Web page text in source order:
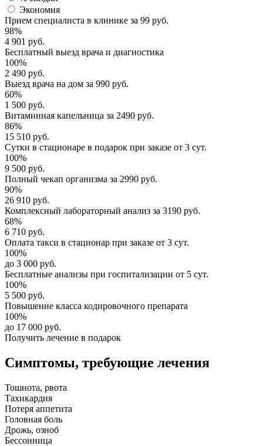
Экономия
Прием специалиста в клинике за 99 руб.
98%
4 901 руб.
Бесплатный выезд врача и диагностика
100%
2 490 руб.
Выезд врача на дом за 990 руб.
60%
1 500 руб.
Витаминная капельница за 2490 руб.
86%
15 510 руб.
Сутки в стационаре в подарок при заказе от 3 сут.
100%
9 500 руб.
Полный чекап организма за 2990 руб.
90%
26 910 руб.
Комплексный лабораторный анализ за 3190 руб.
68%
6 710 руб.
Оплата такси в стационар при заказе от 3 сут.
100%
до 3 000 руб.
Бесплатные анализы при госпитализации от 5 сут.
100%
5 500 руб.
Повышение класса кодировочного препарата
100%
до 17 000 руб.
Получить лечение в подарок
Симптомы, требующие лечения
Тошнота, рвота
Тахикардия
Потеря аппетита
Головная боль
Дрожь, озноб
Бессонница